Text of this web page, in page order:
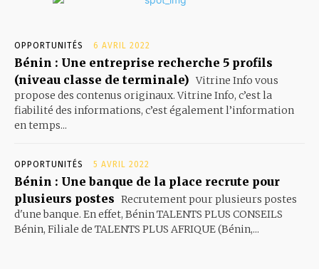
OPPORTUNITÉS 6 AVRIL 2022
Bénin : Une entreprise recherche 5 profils
(niveau classe de terminale) Vitrine Info vous
propose des contenus originaux. Vitrine Info, c’est la
fiabilité des informations, c’est également l’information
en temps...
OPPORTUNITÉS 5 AVRIL 2022
Bénin : Une banque de la place recrute pour
plusieurs postes Recrutement pour plusieurs postes
d'une banque. En effet, Bénin TALENTS PLUS CONSEILS
Bénin, Filiale de TALENTS PLUS AFRIQUE (Bénin,...